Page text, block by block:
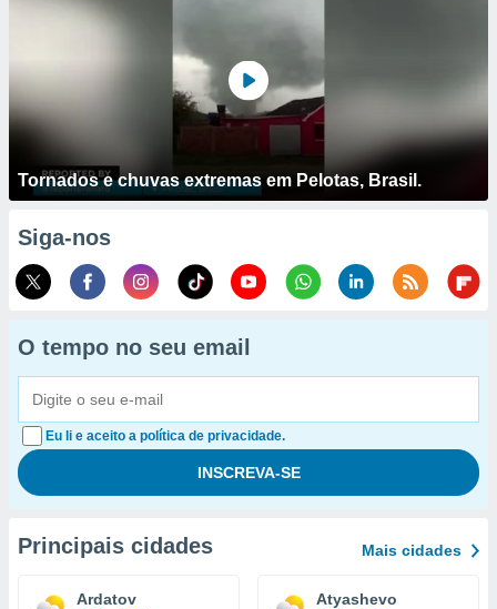
Tornados e chuvas extremas em Pelotas, Brasil.
Siga-nos
O tempo no seu email
Eu li e aceito a política de privacidade.
Principais cidades Mais cidades
Ardatov Atyashevo